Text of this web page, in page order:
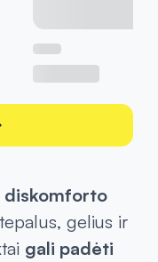
diskomforto
gelius ir
gali padėti